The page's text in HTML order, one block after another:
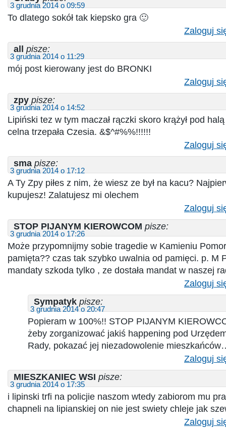
3 grudnia 2014 o 09:59
To dlatego sokół tak kiepsko gra 🙂
Zaloguj
all pisze:
3 grudnia 2014 o 11:29
mój post kierowany jest do BRONKI
Zaloguj
zpy pisze:
3 grudnia 2014 o 14:52
Lipiński tez w tym maczał rączki skoro krążył pod
celna trzepała Czesia. &$^#%%!!!!!!
Zaloguj
sma pisze:
3 grudnia 2014 o 17:12
A Ty Zpy piłes z nim, że wiesz ze był na kacu?
kupujesz! Zalatujesz mi olechem
Zaloguj
STOP PIJANYM KIEROWCOM pisze:
3 grudnia 2014 o 17:26
Może przypomnijmy sobie tragedie w Kamieniu
pamięta?? czas tak szybko uwalnia od pamięci. p. M
mandaty szkoda tylko , ze dostała mandat w naszej
Zaloguj
Sympatyk pisze:
3 grudnia 2014 o 20:47
Popieram w 100%!! STOP PIJANYM
żeby zorganizować jakiś happening pod
Rady, pokazać jej niezadowolenie
Zaloguj
MIESZKANIEC WSI pisze:
3 grudnia 2014 o 17:35
i lipinski trfi na policjie naszom wtedy zabiorom mu
chapneli na lipianskiej on nie jest swiety chleje jak
Zaloguj